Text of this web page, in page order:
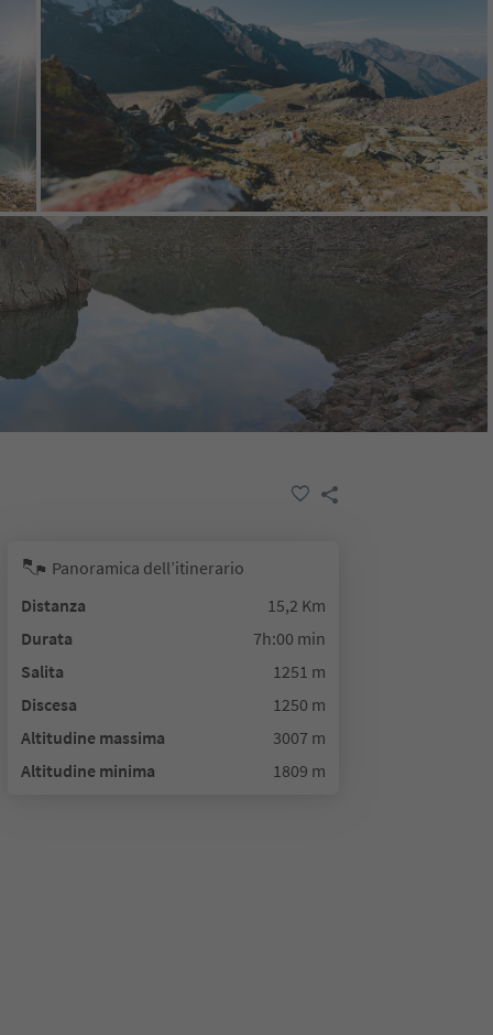
Panoramica dell’itinerario
Distanza
15,2 Km
Durata
7h:00 min
Salita
1251 m
Discesa
1250 m
Altitudine massima
3007 m
Altitudine minima
1809 m